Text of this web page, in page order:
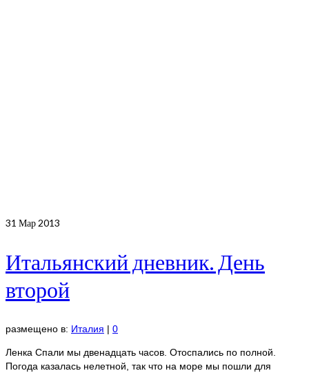
31 Мар 2013
Итальянский дневник. День
второй
размещено в: Италия | 0
Ленка Спали мы двенадцать часов. Отоспались по полной.
Погода казалась нелетной, так что на море мы пошли для